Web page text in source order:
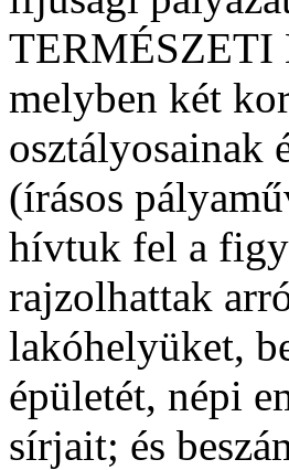
TERMÉSZETI
melyben két
osztályosainak
(írásos
hívtuk fel a
rajzolhattak
lakóhelyüket,
épületét, népi
sírjait; és